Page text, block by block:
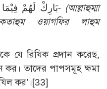
بَارِكْ لَهُمْ فِيْمَا رَزَقْتَهُمْ وَاغْفِرْلَهُمْ وَارْحَمْهُمْ- (আল্লাহুম্মা
ওয়াগফির লাহুম
যে রিযিক প্রদান করেছ,
কর। তাদের পাপসমূহ ক্ষমা
কর’।[33]